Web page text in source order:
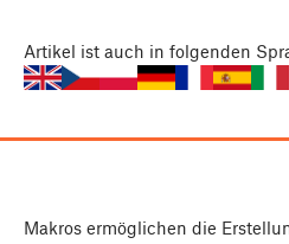
Artikel ist auch in folgenden
Makros ermöglichen die